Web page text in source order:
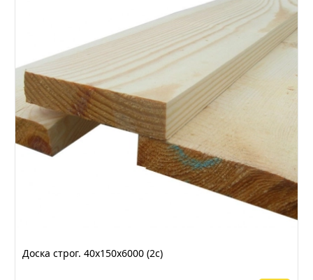
Доска строг. 40х150х6000 (2с)